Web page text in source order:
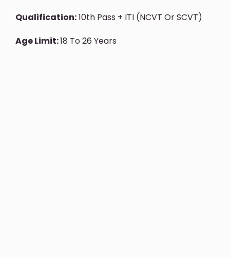
Qualification:10th Pass + ITI (NCVT Or SCVT)
Age Limit:18 To 26 Years